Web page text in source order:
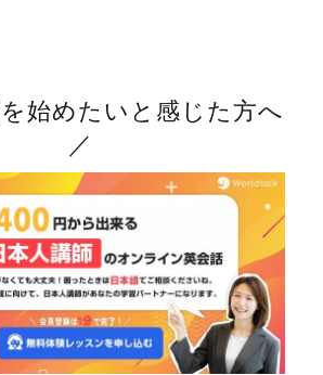
始めたいと感じた方へ
／